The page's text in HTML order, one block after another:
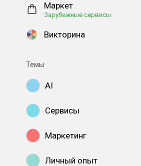
Маркет
Зарубежные сервисы
Викторина
Темы
AI
Сервисы
Маркетинг
Личный опыт